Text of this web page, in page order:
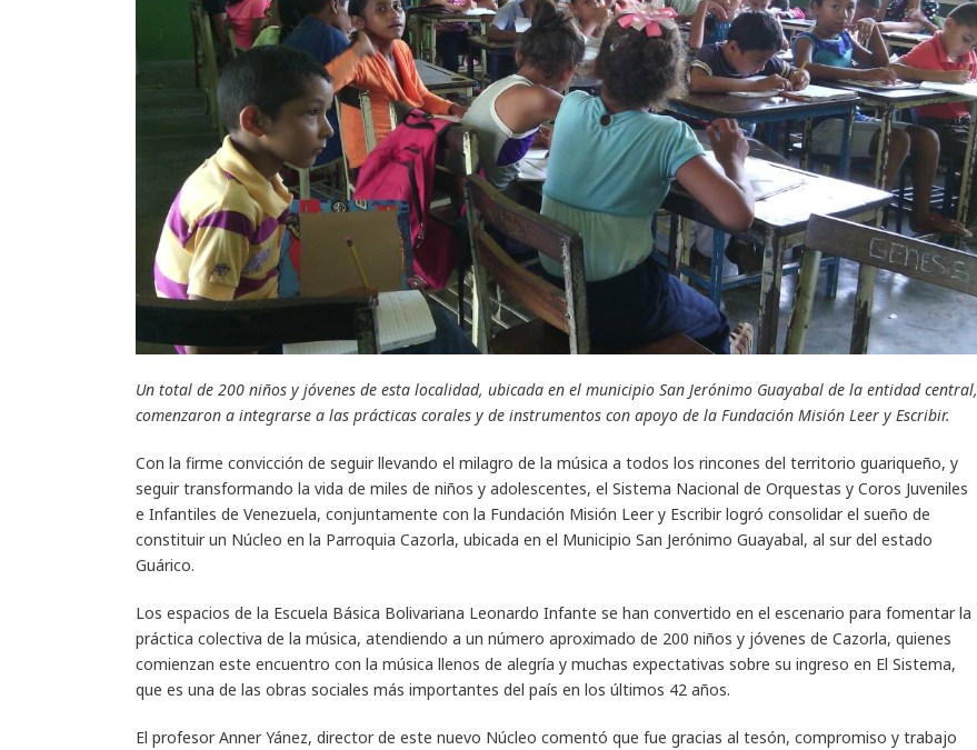
Un total de 200 niños y jóvenes de esta localidad, ubicada en el municipio San Jerónimo Guayabal de la entidad central,
comenzaron a integrarse a las prácticas corales y de instrumentos con apoyo de la Fundación Misión Leer y Escribir.
Con la firme convicción de seguir llevando el milagro de la música a todos los rincones del territorio guariqueño, y
seguir transformando la vida de miles de niños y adolescentes, el Sistema Nacional de Orquestas y Coros Juveniles
e Infantiles de Venezuela, conjuntamente con la Fundación Misión Leer y Escribir logró consolidar el sueño de
constituir un Núcleo en la Parroquia Cazorla, ubicada en el Municipio San Jerónimo Guayabal, al sur del estado
Guárico.
Los espacios de la Escuela Básica Bolivariana Leonardo Infante se han convertido en el escenario para fomentar la
práctica colectiva de la música, atendiendo a un número aproximado de 200 niños y jóvenes de Cazorla, quienes
comienzan este encuentro con la música llenos de alegría y muchas expectativas sobre su ingreso en El Sistema,
que es una de las obras sociales más importantes del país en los últimos 42 años.
El profesor Anner Yánez, director de este nuevo Núcleo comentó que fue gracias al tesón, compromiso y trabajo